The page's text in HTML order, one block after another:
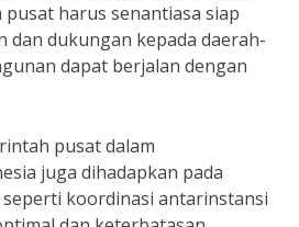
pusat harus senantiasa siap
dan dukungan kepada daerah-
dapat berjalan dengan
pusat dalam
juga dihadapkan pada
koordinasi antarinstansi